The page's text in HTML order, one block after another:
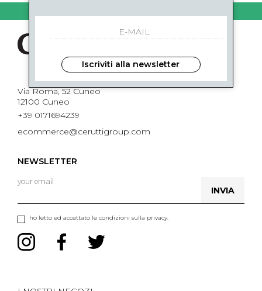
Via Roma, 52 Cuneo
12100 Cuneo
+39 0171694239
ecommerce@ceruttigroup.com
NEWSLETTER
ho letto ed accettato le condizioni sulla privacy.
INVIA
Iscriviti alla newsletter